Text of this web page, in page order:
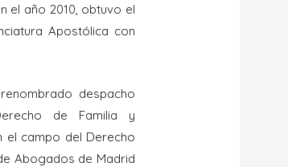
el año 2010, obtuvo el
Apostólica con
despacho
de Familia y
el campo del Derecho
Abogados de Madrid